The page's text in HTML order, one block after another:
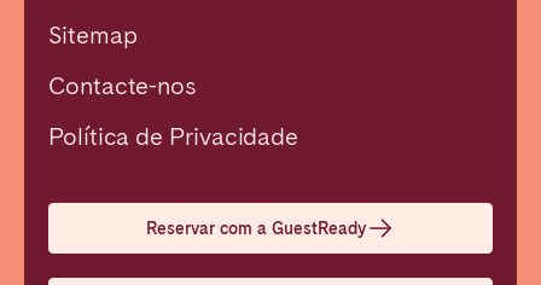
Sitemap
Contacte-nos
Política de Privacidade
Reservar com a GuestReady
Selecionar idioma